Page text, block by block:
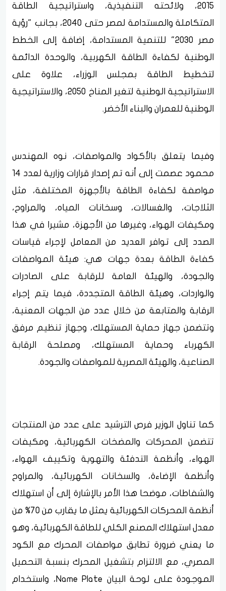
2015، ولائحته التنفيذية، واستراتيجية الطاقة
المتكاملة والمستدامة لمصر حتى 2040، بجانب "رؤية
مصر 2030" للتنمية المستدامة، إضافة إلى الخطط
الوطنية لكفاءة الطاقة الكهربية، والوحدة الدائمة
لتخطيط الطاقة بمجلس الوزراء، علاوة على
الاستراتيجية الوطنية لتغير المناخ 2050، والاستراتيجية
الوطنية للعمران والبناء الأخضر.
وفيما يتعلق بالأكواد والمواصفات، نوه المهندس
محمود عصمت إلى أنه تم إصدار قرارات وزارية لعدد 14
مواصفة لكفاءة الطاقة بالأجهزة المختلفة، مثل
الثلاجات، والغسالات، وسخانات المياه، والمراوح،
ومكيفات الهواء، وغيرها من الأجهزة، مشيرا في هذا
الصدد إلى توافر العديد من المعامل لإجراء قياسات
كفاءة الطاقة بعدة جهات هي: هيئة المواصفات
والجودة، والهيئة العامة للرقابة على الصادرات
والواردات، وهيئة الطاقة المتجددة، فيما يتم إجراء
الرقابة والمتابعة من خلال عدد من الجهات المعنية،
وتتضمن جهاز حماية المستهلك، وجهاز تنظيم مرفق
الكهرباء وحماية المستهلك، ومصلحة الرقابة
الصناعية، والهيئة المصرية للمواصفات والجودة.
كما تناول الوزير فرص الترشيد على عدد من المنتجات
تتضمن المحركات والمضخات الكهربائية، ومكيفات
الهواء، وأنظمة التدفئة والتهوية وتكييف الهواء،
وأنظمة الإضاءة، والسخانات الكهربائية، والمراوح
والشفاطات، موضحا هذا الأمر بالإشارة إلى أن استهلاك
أنظمة المحركات الكهربائية يمثل ما يقارب من 70% من
معدل استهلاك المصنع الكلي للطاقة الكهربائية، وهو
ما يعني ضرورة تطابق مواصفات المحرك مع الكود
المصري، مع الالتزام بتشغيل المحرك بنسبة التحميل
الموجودة على لوحة البيان Name Plate، واستخدام